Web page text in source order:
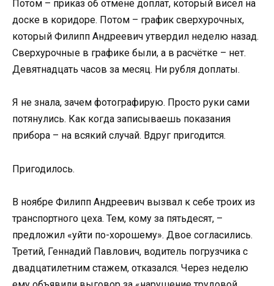
Потом – приказ об отмене доплат, который висел на
доске в коридоре. Потом – график сверхурочных,
который Филипп Андреевич утвердил неделю назад.
Сверхурочные в графике были, а в расчётке – нет.
Девятнадцать часов за месяц. Ни рубля доплаты.
Я не знала, зачем фотографирую. Просто руки сами
потянулись. Как когда записываешь показания
прибора – на всякий случай. Вдруг пригодится.
Пригодилось.
В ноябре Филипп Андреевич вызвал к себе троих из
транспортного цеха. Тем, кому за пятьдесят, –
предложил «уйти по-хорошему». Двое согласились.
Третий, Геннадий Павлович, водитель погрузчика с
двадцатилетним стажем, отказался. Через неделю